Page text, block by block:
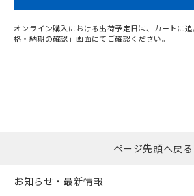
オンライン購入における出荷予定日は、カートに
格・納期の確認」画面にてご確認ください。
ページ先頭へ戻る
お知らせ・最新情報